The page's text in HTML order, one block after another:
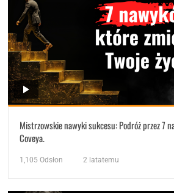
Mistrzowskie nawyki sukcesu: Podróż przez 7
Coveya.
1,105 Odsłon 2 latatemu